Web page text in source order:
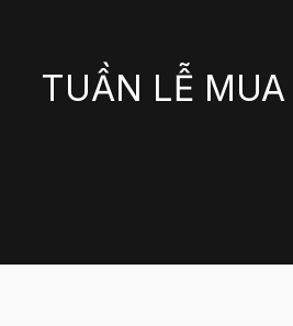
TUẦN LỄ MUA